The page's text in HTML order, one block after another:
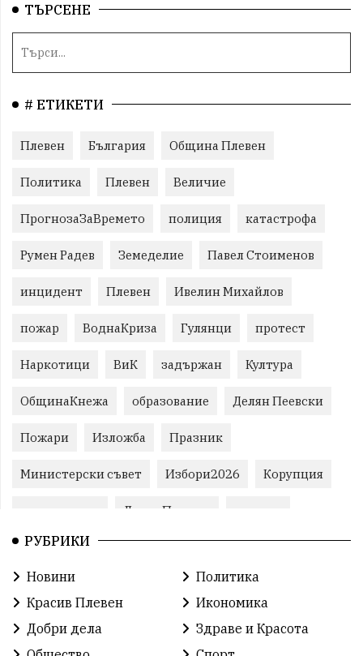
ТЪРСЕНЕ
# ЕТИКЕТИ
Плевен България Община Плевен
Политика Плевен Величие
ПрогнозаЗаВремето полиция катастрофа
Румен Радев Земеделие Павел Стоименов
инцидент Плевен Ивелин Михайлов
пожар ВоднаКриза Гулянци протест
Наркотици ВиК задържан Култура
ОбщинаКнежа образование Делян Пеевски
Пожари Изложба Празник
Министерски съвет Избори2026 Корупция
ЛетниПожари
ОбластПлевен
Красив Плевен МВР
благотворителност Илияна Йотова
РУБРИКИ
Новини
Политика
Красив Плевен
Икономика
Добри дела
Здраве и Красота